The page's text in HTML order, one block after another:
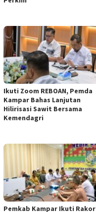
Ikuti Zoom REBOAN, Pemda
Kampar Bahas Lanjutan
Hilirisasi Sawit Bersama
Kemendagri
Pemkab Kampar Ikuti Rakor